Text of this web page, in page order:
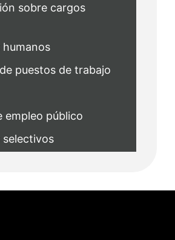
sobre cargos
humanos
puestos de trabajo
empleo público
selectivos